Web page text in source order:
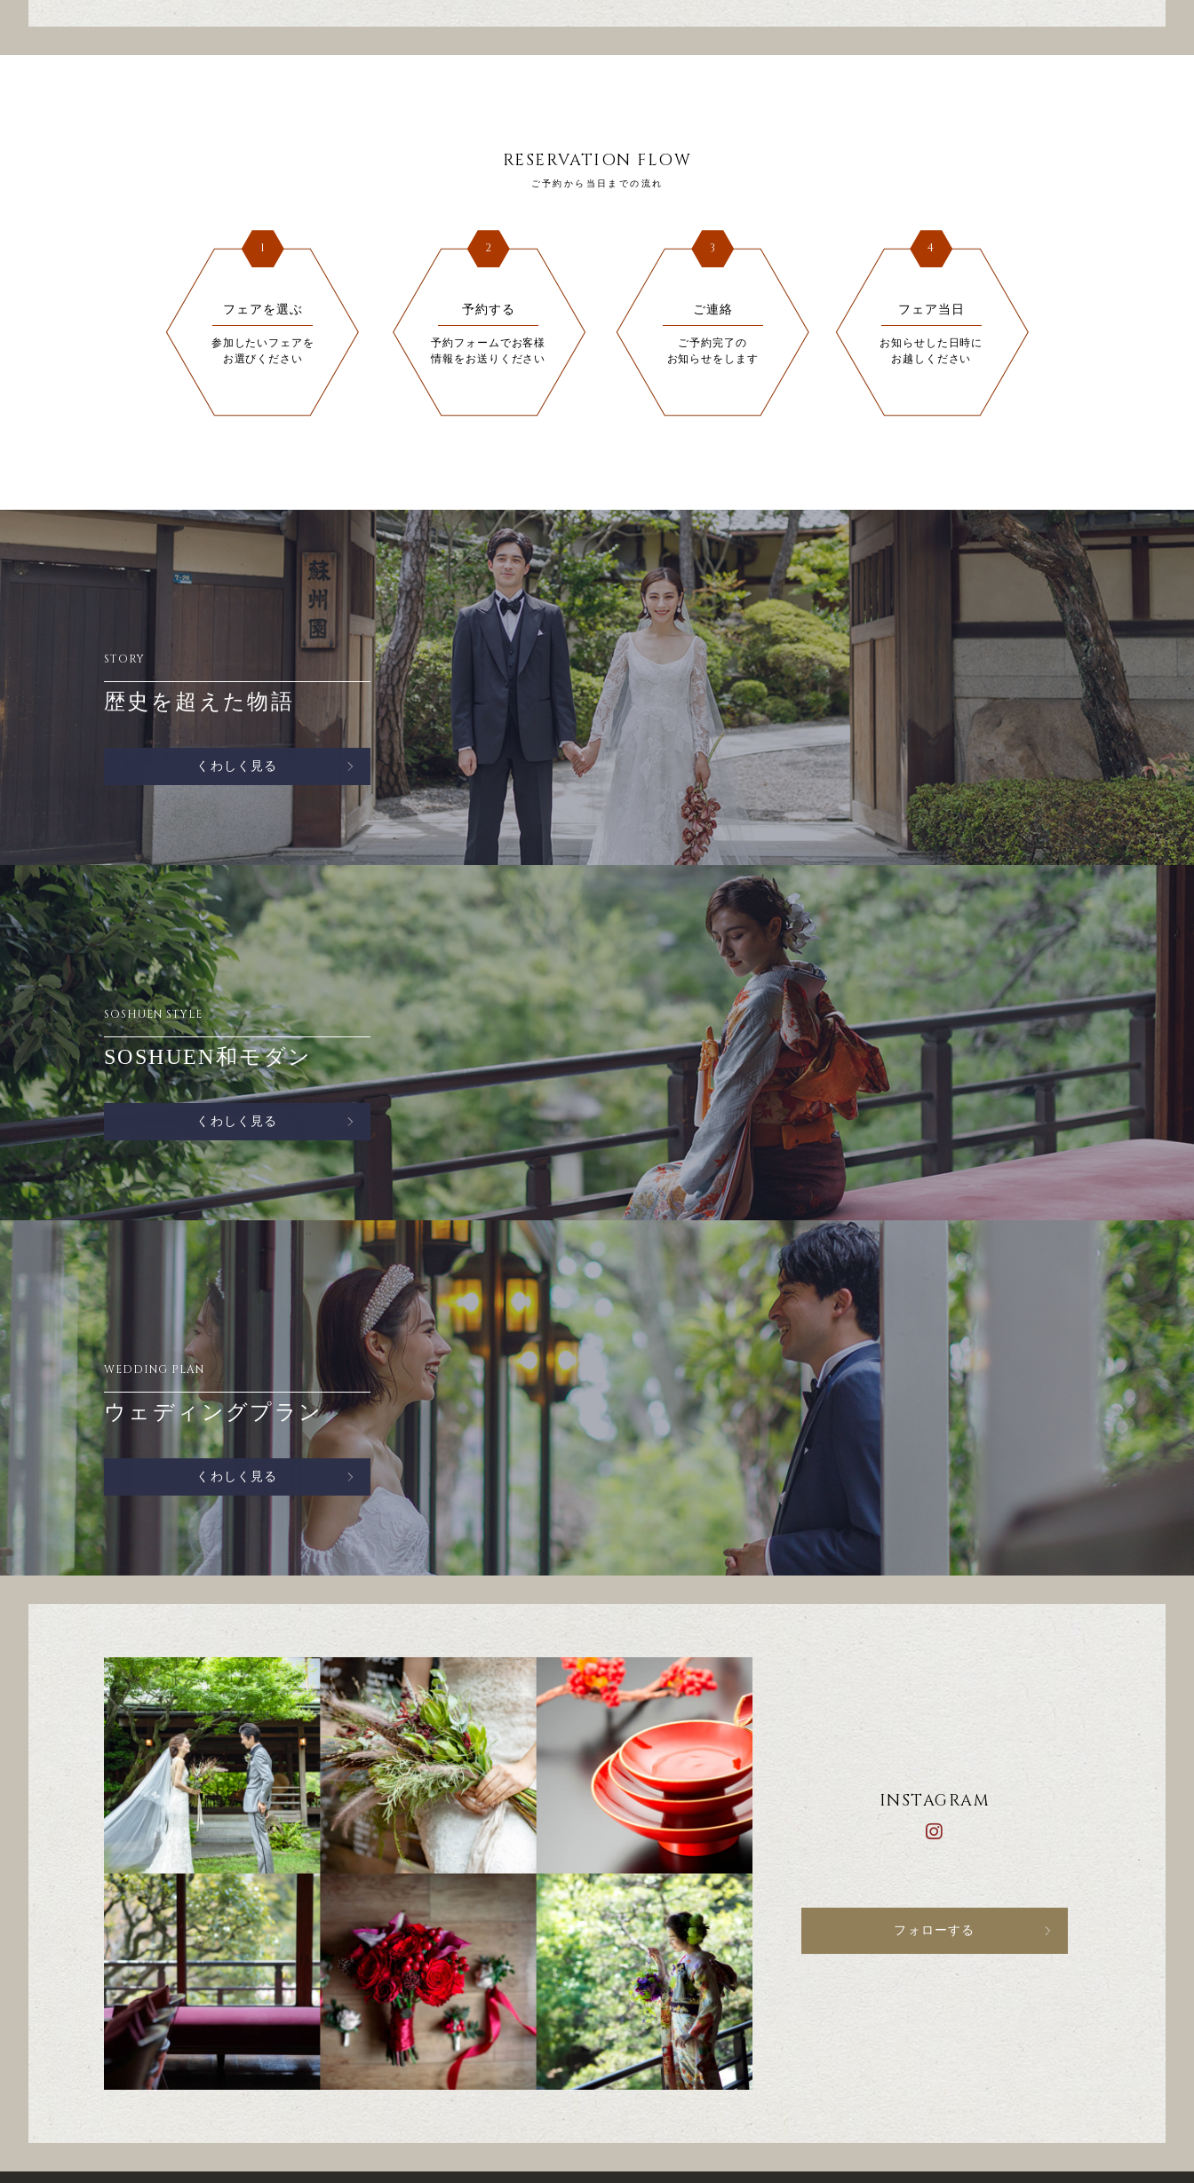
RESERVATION FLOW
ご予約から当日までの流れ
1
フェアを選ぶ
参加したいフェアを
お選びください
2
予約する
予約フォームでお客様
情報をお送りください
3
ご連絡
ご予約完了の
お知らせをします
4
フェア当日
お知らせした日時に
お越しください
STORY
歴史を超えた物語
くわしく見る
SOSHUEN STYLE
SOSHUEN和モダン
くわしく見る
WEDDING PLAN
ウェディングプラン
くわしく見る
INSTAGRAM
フォローする